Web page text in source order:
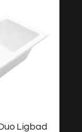
Ligbad